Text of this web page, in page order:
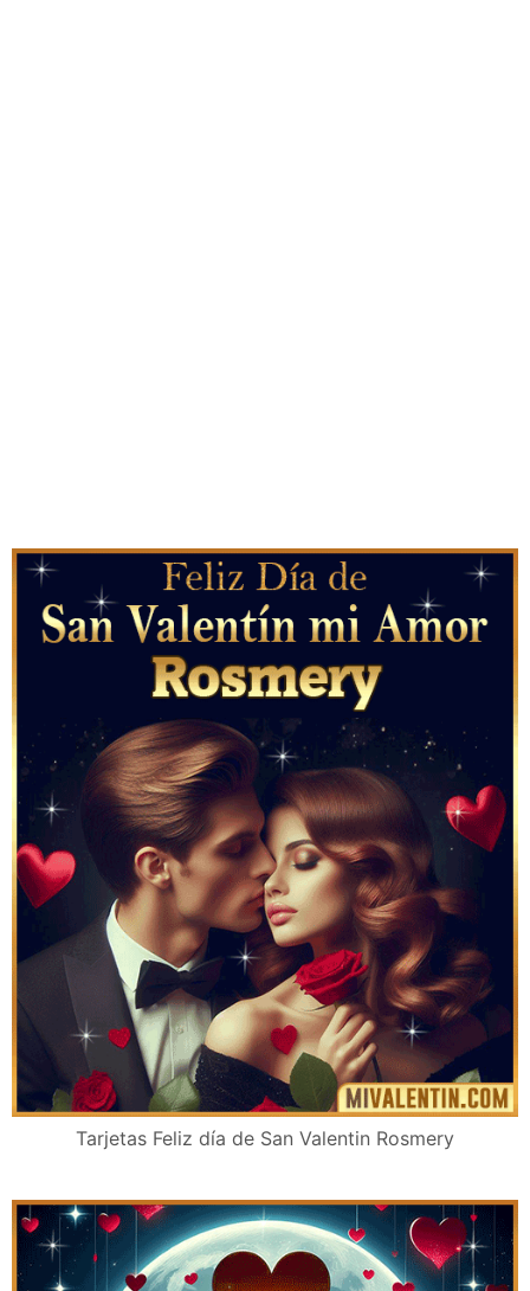
Tarjetas Feliz día de San Valentin Rosmery